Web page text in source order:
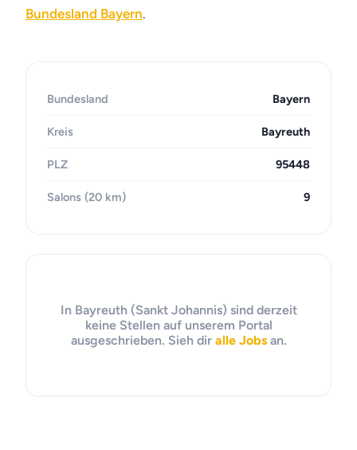
Bundesland Bayern.
Bundesland Bayern
Kreis Bayreuth
PLZ 95448
Salons (20 km) 9
In Bayreuth (Sankt Johannis) sind derzeit
keine Stellen auf unserem Portal
ausgeschrieben. Sieh dir alle Jobsan.